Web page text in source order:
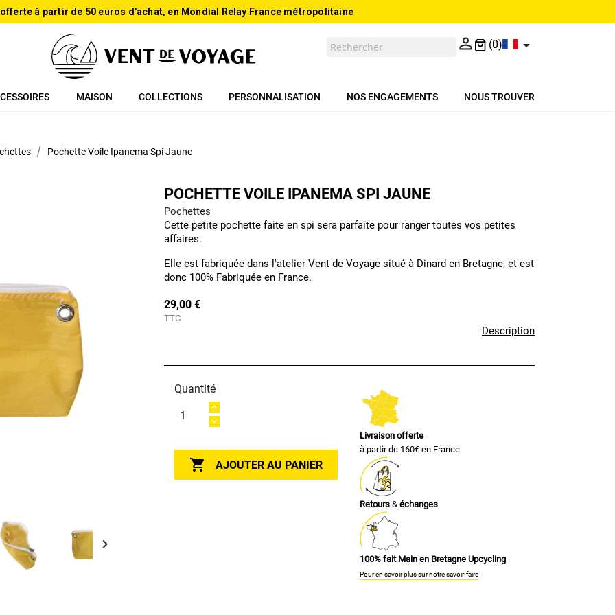
à partir de 50 euros d'achat, en Mondial Relay France métropolitaine
 (0) 
MAISON COLLECTIONS PERSONNALISATION NOS ENGAGEMENTS NOUS TROUVER
Pochette Voile Ipanema Spi Jaune

POCHETTE VOILE IPANEMA SPI JAUNE
Pochettes
Cette petite pochette faite en spi sera parfaite pour ranger toutes vos petites
affaires.
Elle est fabriquée dans l'atelier Vent de Voyage situé à Dinard en Bretagne, et est
donc 100% Fabriquée en France.
29,00 €
TTC
Description
Quantité
 AJOUTER AU PANIER
Livraison offerte
à partir de 160€ en France
Retours & échanges
100% fait Main en Bretagne Upcycling
Pour en savoir plus sur notre savoir-faire